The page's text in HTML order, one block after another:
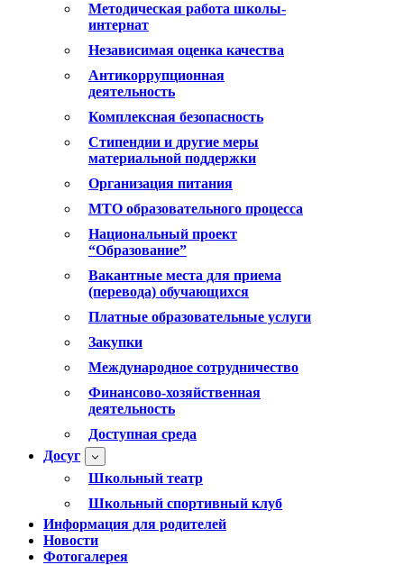
Методическая работа школы-
интернат
Независимая оценка качества
Антикоррупционная
деятельность
Комплексная безопасность
Стипендии и другие меры
материальной поддержки
Организация питания
МТО образовательного процесса
Национальный проект
“Образование”
Вакантные места для приема
(перевода) обучающихся
Платные образовательные услуги
Закупки
Международное сотрудничество
Финансово-хозяйственная
деятельность
Доступная среда
Досуг
Школьный театр
Школьный спортивный клуб
Информация для родителей
Новости
Фотогалерея